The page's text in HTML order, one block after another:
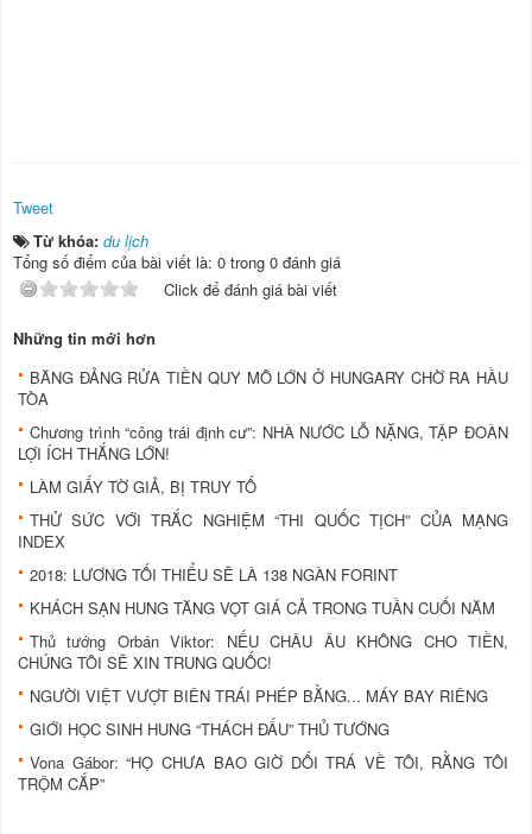
Tweet
Từ khóa: du lịch
Tổng số điểm của bài viết là: 0 trong 0 đánh giá
Click để đánh giá bài viết
Những tin mới hơn
BĂNG ĐẢNG RỬA TIỀN QUY MÔ LỚN Ở HUNGARY CHỜ RA HẦU
TÒA
Chương trình “công trái định cư”: NHÀ NƯỚC LỖ NẶNG, TẬP ĐOÀN
LỢI ÍCH THẮNG LỚN!
LÀM GIẤY TỜ GIẢ, BỊ TRUY TỐ
THỬ SỨC VỚI TRẮC NGHIỆM “THI QUỐC TỊCH” CỦA MẠNG
INDEX
2018: LƯƠNG TỐI THIỂU SẼ LÀ 138 NGÀN FORINT
KHÁCH SẠN HUNG TĂNG VỌT GIÁ CẢ TRONG TUẦN CUỐI NĂM
Thủ tướng Orbán Viktor: NẾU CHÂU ÂU KHÔNG CHO TIỀN,
CHÚNG TÔI SẼ XIN TRUNG QUỐC!
NGƯỜI VIỆT VƯỢT BIÊN TRÁI PHÉP BẰNG... MÁY BAY RIÊNG
GIỚI HỌC SINH HUNG “THÁCH ĐẤU” THỦ TƯỚNG
Vona Gábor: “HỌ CHƯA BAO GIỜ DỐI TRÁ VỀ TÔI, RẰNG TÔI
TRỘM CẮP”